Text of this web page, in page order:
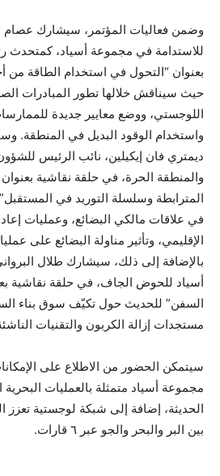
وضمن فعاليات المؤتمر، سيشارك عصام
للاستدامة في مجموعة أسياد، كمتحدث
بعنوان “التحول في استخدام الطاقة من
حيث سيناقش خلالها تطور المبادرات
اللوجستي، ووضع معايير جديدة
واستخدام الوقود البديل في المنطقة.
ديمتري فان إيكيلين، نائب الرئيس
والمنطقة الحرة، في حلقة نقاشية
المترابطة وسلسلة التوريد في
في علاقات مالكي البضائع، وعمليات
الإقليمي، وتأثير مناولة البضائع على
بالإضافة إلى ذلك، سيشارك طلال
أسياد للحوض الجاف، في حلقة نقاشية
السفن” للحديث حول تكيّف سوق بناء
مستجدات إزالة الكربون والتقنيات
سيتمكن الحضور من الاطلاع على
مجموعة أسياد متمثلة بالعمليات البحرية
الحديثة، إضافة إلى شبكة لوجستية تعزز
بين البر والبحر والجو عبر ٦ قارات.